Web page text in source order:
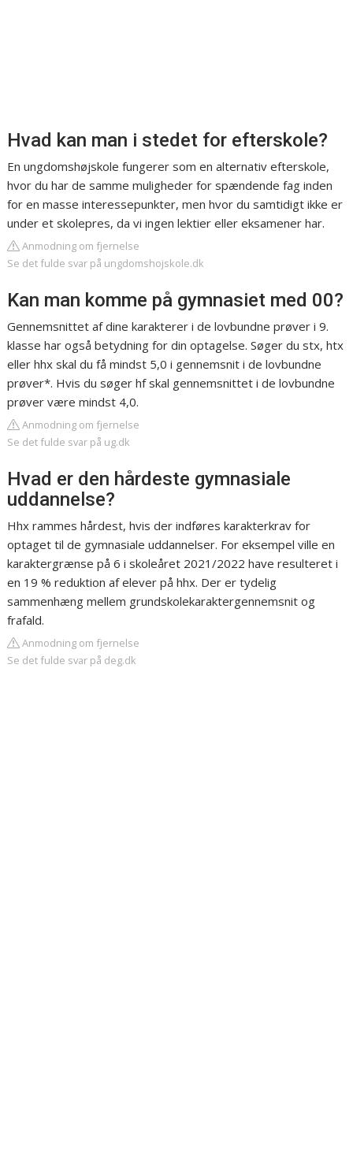
Hvad kan man i stedet for efterskole?
En ungdomshøjskole fungerer som en alternativ efterskole,
hvor du har de samme muligheder for spændende fag inden
for en masse interessepunkter, men hvor du samtidigt ikke er
under et skolepres, da vi ingen lektier eller eksamener har.
Anmodning om fjernelse
Se det fulde svar på ungdomshojskole.dk
Kan man komme på gymnasiet med 00?
Gennemsnittet af dine karakterer i de lovbundne prøver i 9.
klasse har også betydning for din optagelse. Søger du stx, htx
eller hhx skal du få mindst 5,0 i gennemsnit i de lovbundne
prøver*. Hvis du søger hf skal gennemsnittet i de lovbundne
prøver være mindst 4,0.
Anmodning om fjernelse
Se det fulde svar på ug.dk
Hvad er den hårdeste gymnasiale
uddannelse?
Hhx rammes hårdest, hvis der indføres karakterkrav for
optaget til de gymnasiale uddannelser. For eksempel ville en
karaktergrænse på 6 i skoleåret 2021/2022 have resulteret i
en 19 % reduktion af elever på hhx. Der er tydelig
sammenhæng mellem grundskolekaraktergennemsnit og
frafald.
Anmodning om fjernelse
Se det fulde svar på deg.dk